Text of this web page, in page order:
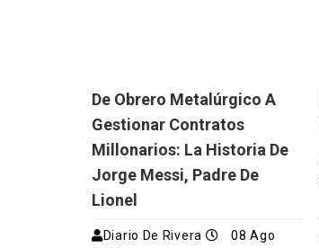
De Obrero Metalúrgico A
Gestionar Contratos
Millonarios: La Historia De
Jorge Messi, Padre De
Lionel
Diario De Rivera
08 Ago